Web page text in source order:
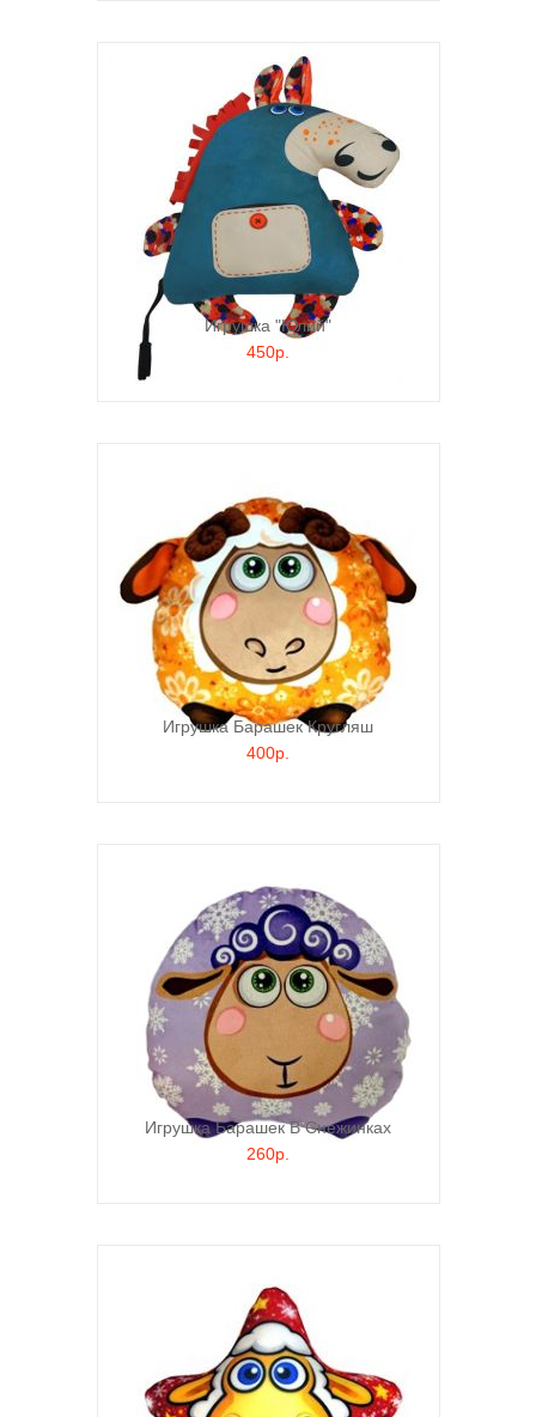
Игрушка "Юлий"
450р.
Игрушка Барашек Кругляш
400р.
Игрушка Барашек В Снежинках
260р.